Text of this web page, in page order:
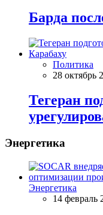
Барда
Политика
28 октябрь
Тегеран
Энергетика
Энергетика
14 февраль